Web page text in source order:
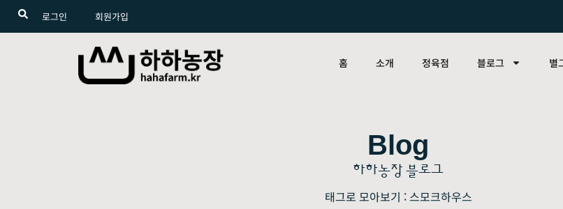
로그인 회원가입
홈 소개 정육점 블로그 별
Blog
하하농장 블로그
태그로 모아보기 : 스모크하우스